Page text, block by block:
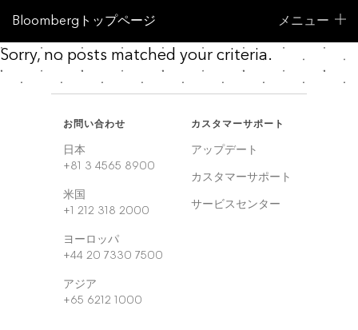
Bloombergトップページ メニュー
Sorry, no posts matched your criteria.
お問い合わせ
日本
+81 3 4565 8900
米国
+1 212 318 2000
ヨーロッパ
+44 20 7330 7500
アジア
+65 6212 1000
カスタマーサポート
アップデート
カスタマーサポート
サービスセンター